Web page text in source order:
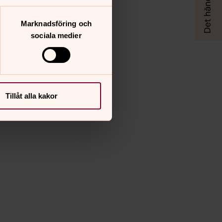
Marknadsföring och
sociala medier
Tillåt alla kakor